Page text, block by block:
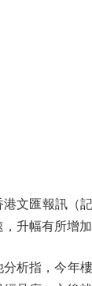
匯報訊（記
，升幅有所增
指，今年樓